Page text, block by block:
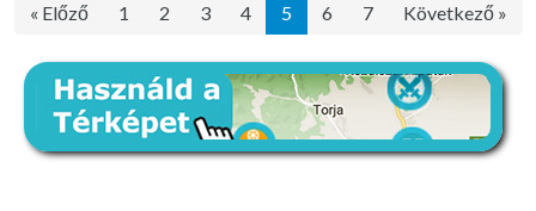
« Előző 1 2 3 4 5 6 7 Következő »